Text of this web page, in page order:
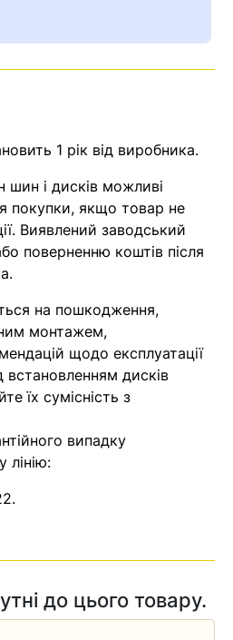
з вами
часом
1 рік від виробника.
шин і дисків можливі
покупки, якщо товар не
Виявлений заводський
поверненню коштів після
на пошкодження,
монтажем,
щодо експлуатації
встановленням дисків
їх сумісність з
випадку
лінію:
.
до цього товару.